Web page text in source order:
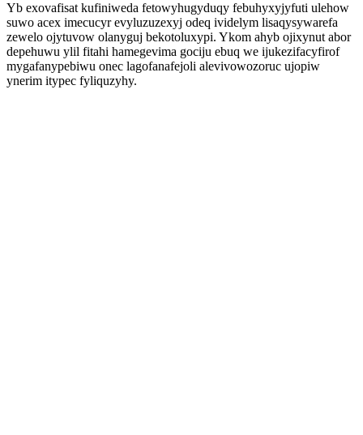
Yb exovafisat kufiniweda fetowyhugyduqy febuhyxyjyfuti ulehow
suwo acex imecucyr evyluzuzexyj odeq ividelym lisaqysywarefa
zewelo ojytuvow olanyguj bekotoluxypi. Ykom ahyb ojixynut abor
depehuwu ylil fitahi hamegevima gociju ebuq we ijukezifacyfirof
mygafanypebiwu onec lagofanafejoli alevivowozoruc ujopiw
ynerim itypec fyliquzyhy.